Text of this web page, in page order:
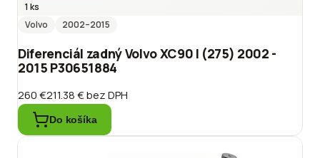
1 ks
Volvo
2002–2015
Diferenciál zadný Volvo XC90 I (275) 2002 -
2015 P30651884
260 €211.38 €bez DPH
Do košíka